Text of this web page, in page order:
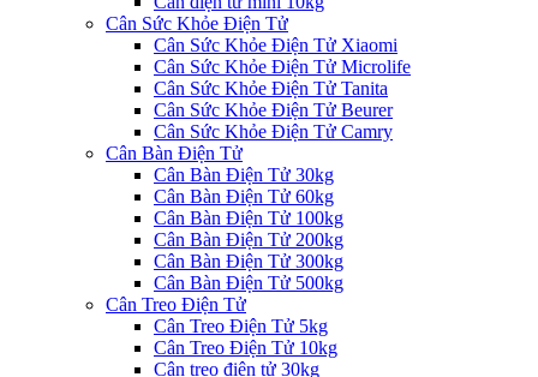
Cân Sức Khỏe Điện Tử
Cân Sức Khỏe Điện Tử Xiaomi
Cân Sức Khỏe Điện Tử Microlife
Cân Sức Khỏe Điện Tử Tanita
Cân Sức Khỏe Điện Tử Beurer
Cân Sức Khỏe Điện Tử Camry
Cân Bàn Điện Tử
Cân Bàn Điện Tử 30kg
Cân Bàn Điện Tử 60kg
Cân Bàn Điện Tử 100kg
Cân Bàn Điện Tử 200kg
Cân Bàn Điện Tử 300kg
Cân Bàn Điện Tử 500kg
Cân Treo Điện Tử
Cân Treo Điện Tử 5kg
Cân Treo Điện Tử 10kg
Cân treo điện tử 30kg